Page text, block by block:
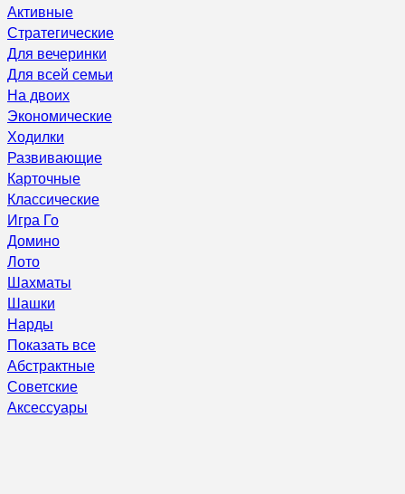
Активные
Стратегические
Для вечеринки
Для всей семьи
На двоих
Экономические
Ходилки
Развивающие
Карточные
Классические
Игра Го
Домино
Лото
Шахматы
Шашки
Нарды
Показать все
Абстрактные
Советские
Аксессуары